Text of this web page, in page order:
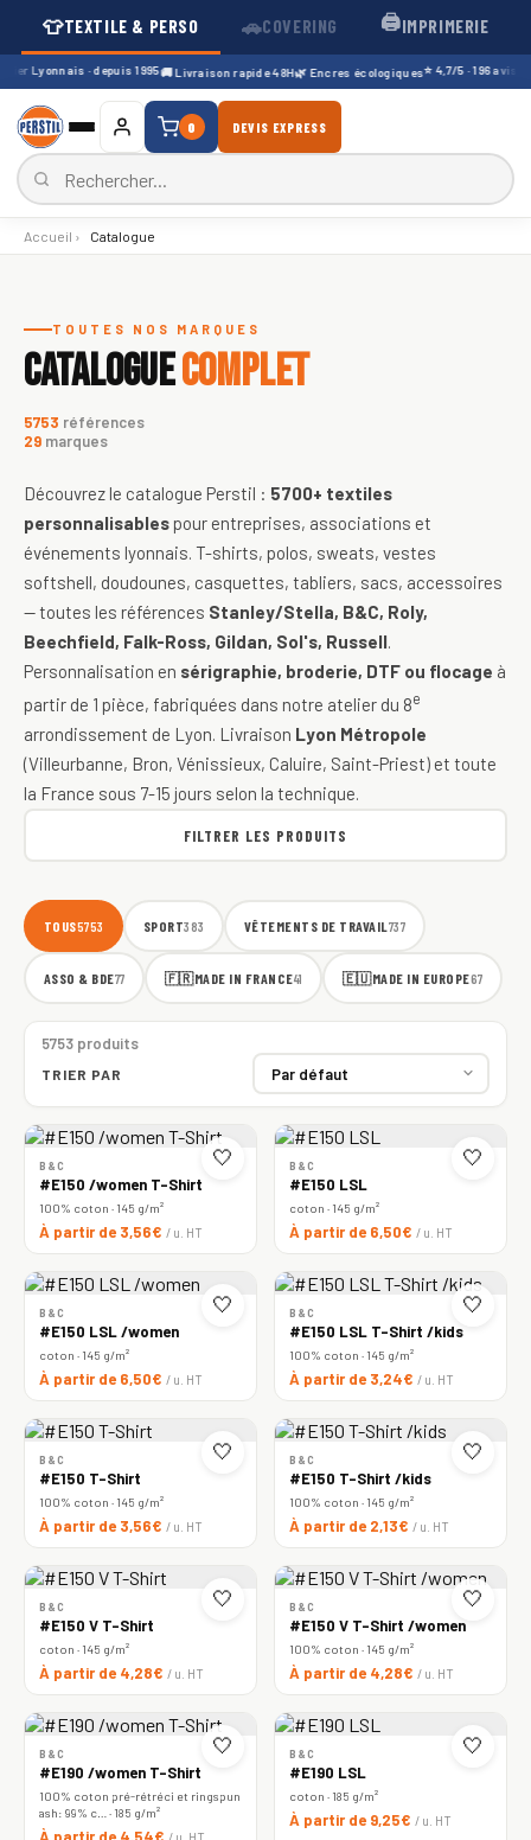
👕TEXTILE & PERSO 🚗COVERING 🖨️IMPRIMERIE
Lyonnais · depuis 1995🚚 Livraison rapide 48H🌿 Encres écologiques⭐ 4,7/5 · 196 avis
0 DEVIS EXPRESS
Accueil › Catalogue
TOUTES NOS MARQUES
CATALOGUECOMPLET
5753 références
29 marques
Découvrez le catalogue Perstil : 5700+ textiles
personnalisables pour entreprises, associations et
événements lyonnais. T-shirts, polos, sweats, vestes
softshell, doudounes, casquettes, tabliers, sacs, accessoires
— toutes les références Stanley/Stella, B&C, Roly,
Beechfield, Falk-Ross, Gildan, Sol's, Russell.
Personnalisation en sérigraphie, broderie, DTF ou flocage à
partir de 1 pièce, fabriquées dans notre atelier du 8e
arrondissement de Lyon. Livraison Lyon Métropole
(Villeurbanne, Bron, Vénissieux, Caluire, Saint-Priest) et toute
la France sous 7-15 jours selon la technique.
FILTRER LES PRODUITS
TOUS5753 SPORT383 VÊTEMENTS DE TRAVAIL737
ASSO & BDE77 🇫🇷MADE IN FRANCE41 🇪🇺MADE IN EUROPE67
5753 produits
TRIER PAR
🤍
B&C
#E150 /women T-Shirt
100% coton · 145 g/m²
À partir de 3,56€ / u. HT
🤍
B&C
#E150 LSL
coton · 145 g/m²
À partir de 6,50€ / u. HT
🤍
B&C
#E150 LSL /women
coton · 145 g/m²
À partir de 6,50€ / u. HT
🤍
B&C
#E150 LSL T-Shirt /kids
100% coton · 145 g/m²
À partir de 3,24€ / u. HT
🤍
B&C
#E150 T-Shirt
100% coton · 145 g/m²
À partir de 3,56€ / u. HT
🤍
B&C
#E150 T-Shirt /kids
100% coton · 145 g/m²
À partir de 2,13€ / u. HT
🤍
B&C
#E150 V T-Shirt
coton · 145 g/m²
À partir de 4,28€ / u. HT
🤍
B&C
#E150 V T-Shirt /women
100% coton · 145 g/m²
À partir de 4,28€ / u. HT
🤍
B&C
#E190 /women T-Shirt
100% coton pré-rétréci et ringspun
ash: 99% c… · 185 g/m²
🤍
B&C
#E190 LSL
coton · 185 g/m²
À partir de 9,25€ / u. HT